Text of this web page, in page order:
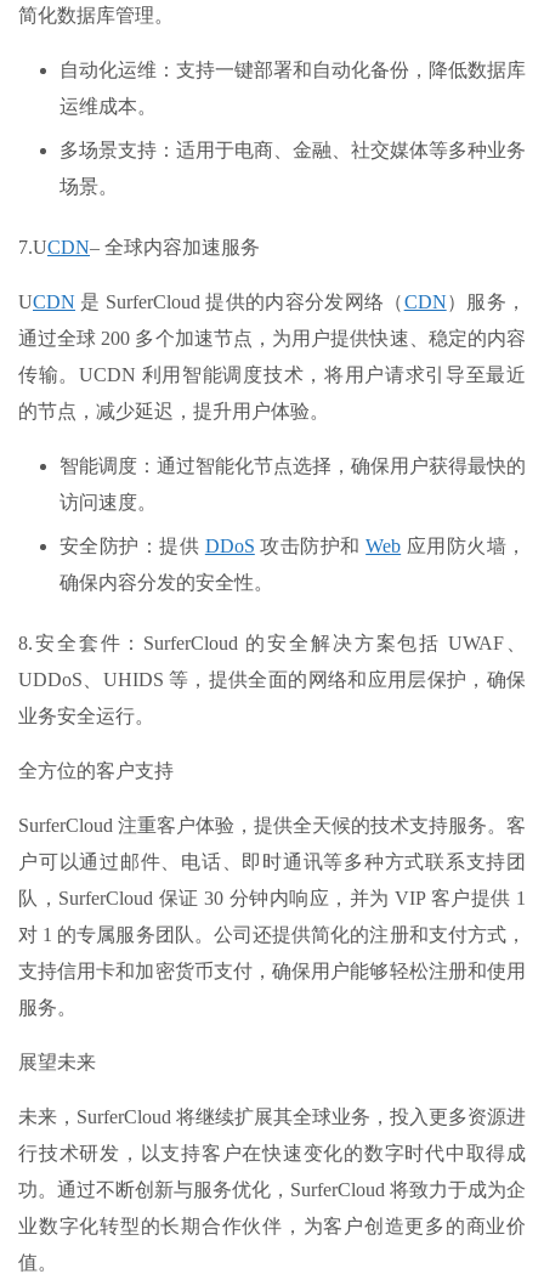
简化数据库管理。
自动化运维：支持一键部署和自动化备份，降低数据库
运维成本。
多场景支持：适用于电商、金融、社交媒体等多种业务
场景。
7.UCDN– 全球内容加速服务
UCDN 是 SurferCloud 提供的内容分发网络（CDN）服务，
通过全球 200 多个加速节点，为用户提供快速、稳定的内容
传输。UCDN 利用智能调度技术，将用户请求引导至最近
的节点，减少延迟，提升用户体验。
智能调度：通过智能化节点选择，确保用户获得最快的
访问速度。
安全防护：提供 DDoS 攻击防护和Web 应用防火墙，
确保内容分发的安全性。
8.安全套件：SurferCloud 的安全解决方案包括 UWAF、
UDDoS、UHIDS 等，提供全面的网络和应用层保护，确保
业务安全运行。
全方位的客户支持
SurferCloud 注重客户体验，提供全天候的技术支持服务。客
户可以通过邮件、电话、即时通讯等多种方式联系支持团
队，SurferCloud 保证 30 分钟内响应，并为 VIP 客户提供 1
对 1 的专属服务团队。公司还提供简化的注册和支付方式，
支持信用卡和加密货币支付，确保用户能够轻松注册和使用
服务。
展望未来
未来，SurferCloud 将继续扩展其全球业务，投入更多资源进
行技术研发，以支持客户在快速变化的数字时代中取得成
功。通过不断创新与服务优化，SurferCloud 将致力于成为企
业数字化转型的长期合作伙伴，为客户创造更多的商业价
值。